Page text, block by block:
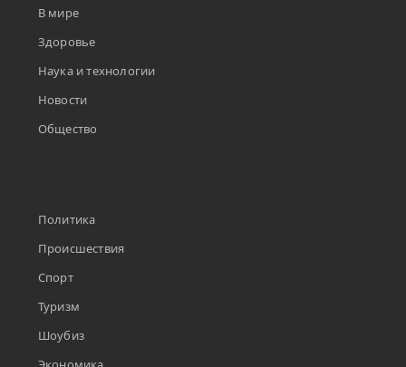
В мире
Здоровье
Наука и технологии
Новости
Общество
Политика
Происшествия
Спорт
Туризм
Шоубиз